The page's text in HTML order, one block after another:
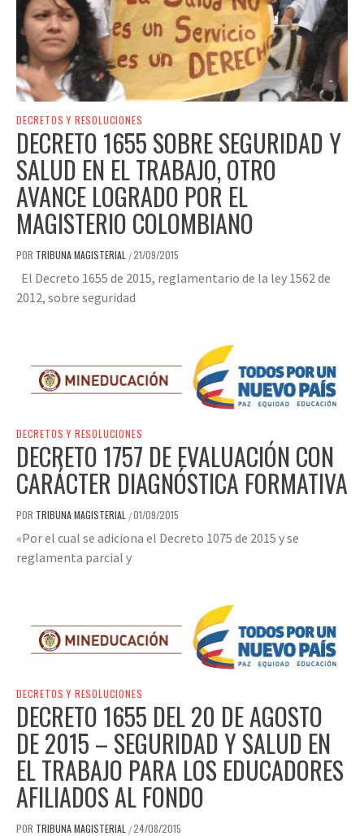
DECRETOS Y RESOLUCIONES
DECRETO 1655 SOBRE SEGURIDAD Y
SALUD EN EL TRABAJO, OTRO
AVANCE LOGRADO POR EL
MAGISTERIO COLOMBIANO
POR TRIBUNA MAGISTERIAL /21/09/2015
El Decreto 1655 de 2015, reglamentario de la ley 1562 de
2012, sobre seguridad
DECRETOS Y RESOLUCIONES
DECRETO 1757 DE EVALUACIÓN CON
CARÁCTER DIAGNÓSTICA FORMATIVA
POR TRIBUNA MAGISTERIAL /01/09/2015
«Por el cual se adiciona el Decreto 1075 de 2015 y se
reglamenta parcial y
DECRETOS Y RESOLUCIONES
DECRETO 1655 DEL 20 DE AGOSTO
DE 2015 – SEGURIDAD Y SALUD EN
EL TRABAJO PARA LOS EDUCADORES
AFILIADOS AL FONDO
POR TRIBUNA MAGISTERIAL /24/08/2015